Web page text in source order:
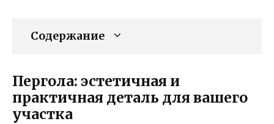
Содержание
Пергола: эстетичная и
практичная деталь для вашего
участка